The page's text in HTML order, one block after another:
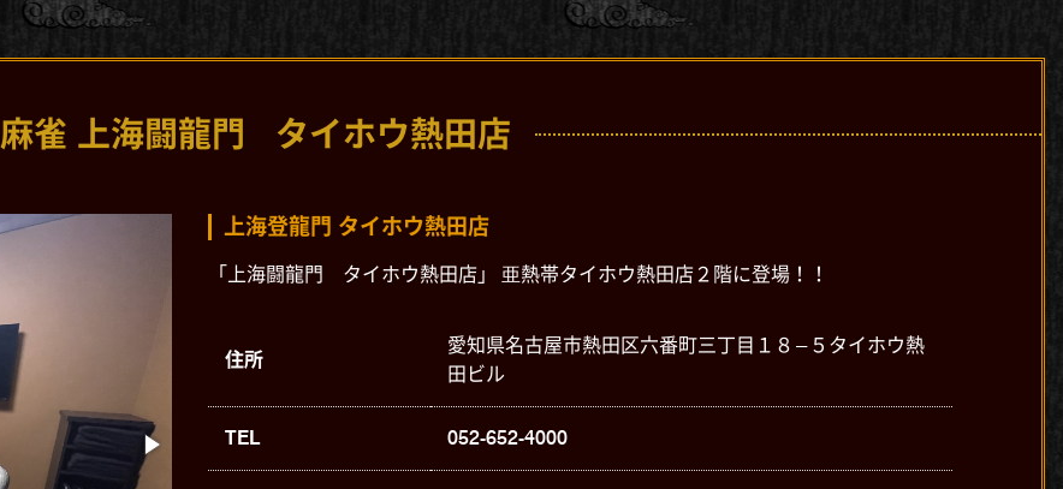
麻雀 上海闘龍門 タイホウ熱田店
上海登龍門 タイホウ熱田店
「上海闘龍門 タイホウ熱田店」 亜熱帯タイホウ熱田店２階に登場！！
住所
愛知県名古屋市熱田区六番町三丁目１８−５タイホウ熱
田ビル
TEL 052-652-4000